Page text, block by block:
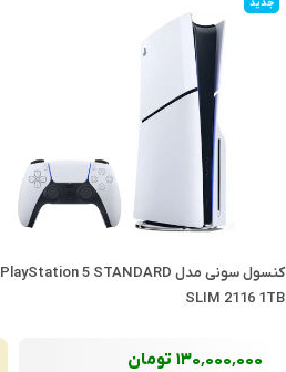
جدید
کنسول سونی مدل PlayStation 5 STANDARD
SLIM 2116 1TB
130٬000٬000 تومان